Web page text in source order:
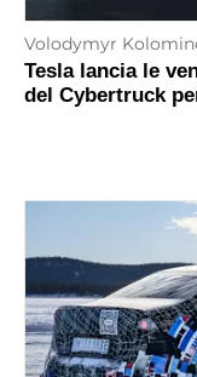
Volodymyr
Tesla lancia le
del Cybertruck